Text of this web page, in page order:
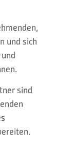
und sich
sind